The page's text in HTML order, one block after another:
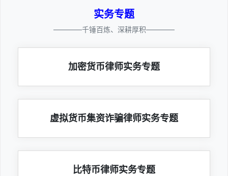
实务专题
————千锤百炼、深耕厚积————
加密货币律师实务专题
虚拟货币集资诈骗律师实务专题
比特币律师实务专题